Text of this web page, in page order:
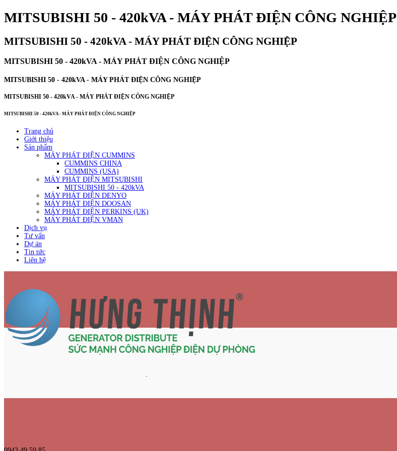
MITSUBISHI 50 - 420kVA - MÁY PHÁT ĐIỆN CÔNG NGHIỆP
MITSUBISHI 50 - 420kVA - MÁY PHÁT ĐIỆN CÔNG NGHIỆP
MITSUBISHI 50 - 420kVA - MÁY PHÁT ĐIỆN CÔNG NGHIỆP
MITSUBISHI 50 - 420kVA - MÁY PHÁT ĐIỆN CÔNG NGHIỆP
MITSUBISHI 50 - 420kVA - MÁY PHÁT ĐIỆN CÔNG NGHIỆP
MITSUBISHI 50 - 420kVA - MÁY PHÁT ĐIỆN CÔNG NGHIỆP
Trang chủ
Giới thiệu
Sản phẩm
MÁY PHÁT ĐIỆN CUMMINS
CUMMINS CHINA
CUMMINS (USA)
MÁY PHÁT ĐIỆN MITSUBISHI
MITSUBISHI 50 - 420kVA
MÁY PHÁT ĐIỆN DENYO
MÁY PHÁT ĐIỆN DOOSAN
MÁY PHÁT ĐIỆN PERKINS (UK)
MÁY PHÁT ĐIỆN VMAN
Dịch vụ
Tư vấn
Dự án
Tin tức
Liên hệ